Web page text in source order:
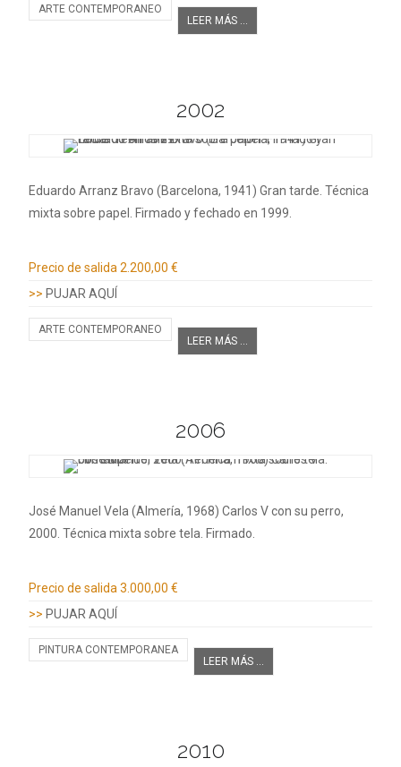
ARTE CONTEMPORANEO
LEER MÁS ...
2002
Eduardo Arranz Bravo (Barcelona, 1941) Gran tarde. Técnica
mixta sobre papel. Firmado y fechado en 1999.
Precio de salida 2.200,00 €
>> PUJAR AQUÍ
ARTE CONTEMPORANEO
LEER MÁS ...
2006
José Manuel Vela (Almería, 1968) Carlos V con su perro,
2000. Técnica mixta sobre tela. Firmado.
Precio de salida 3.000,00 €
>> PUJAR AQUÍ
PINTURA CONTEMPORANEA
LEER MÁS ...
2010